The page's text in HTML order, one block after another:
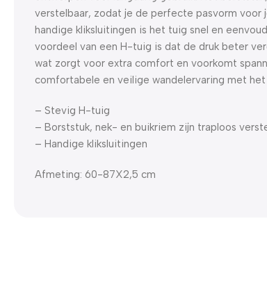
verstelbaar, zodat je de perfecte pasvorm voor
handige kliksluitingen is het tuig snel en
voordeel van een H-tuig is dat de druk beter
wat zorgt voor extra comfort en voorkomt
comfortabele en veilige wandelervaring met
– Stevig H-tuig
– Borststuk, nek- en buikriem zijn traploos
– Handige kliksluitingen
Afmeting: 60-87X2,5 cm